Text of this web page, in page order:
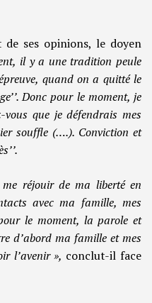
ses opinions, le doyen
il y a une tradition peule
quand on a quitté le
Donc pour le moment, je
vous que je défendrais mes
souffle (….). Conviction et
me réjouir de ma liberté en
avec ma famille, mes
le moment, la parole et
d’abord ma famille et mes
l’avenir », conclut-il face